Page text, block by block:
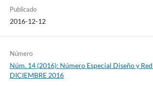
Publicado
2016-12-12
Número
Núm. 14 (2016): Número Especial Diseño y
DICIEMBRE 2016